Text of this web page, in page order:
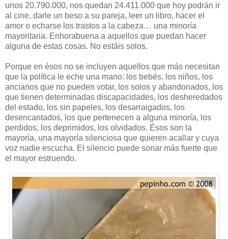
unos 20.790.000, nos quedan 24.411.000 que hoy podrán ir
al cine, darle un beso a su pareja, leer un libro, hacer el
amor o echarse los trastos a la cabeza… una minoría
mayoritaria. Enhorabuena a aquellos que puedan hacer
alguna de estas cosas. No estáis solos.
Porque en ésos no se incluyen aquellos que más necesitan
que la política le eche una mano: los bebés, los niños, los
ancianos que no pueden votar, los solos y abandonados, los
que tienen determinadas discapacidades, los desheredados
del estado, los sin papeles, los desarraigados, los
desencantados, los que pertenecen a alguna minoría, los
perdidos, los deprimidos, los olvidados. Ésos son la
mayoría, una mayoría silenciosa que quieren acallar y cuya
voz nadie escucha. El silencio puede sonar más fuerte que
el mayor estruendo.